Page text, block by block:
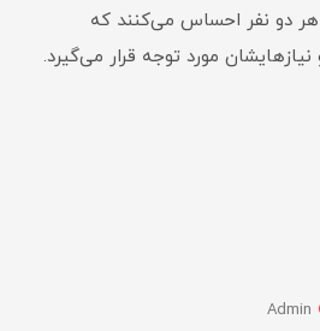
هر دو نفر احساس می‌کنند که
مورد توجه قرار می‌گیرد.
Admin